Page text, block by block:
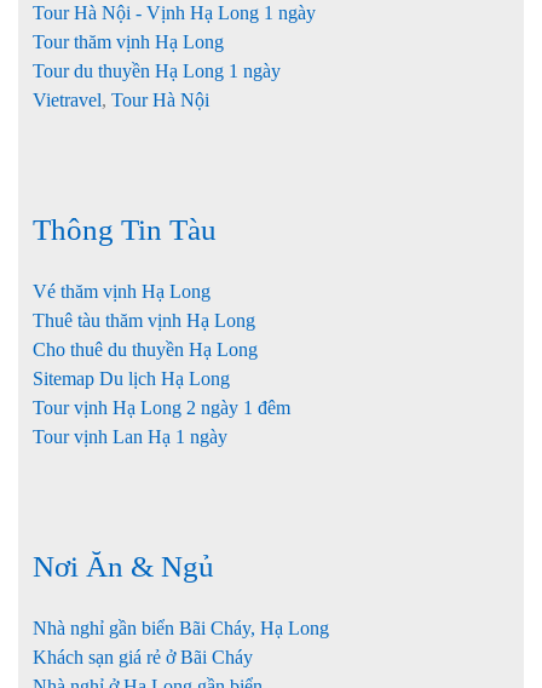
Tour Hà Nội - Vịnh Hạ Long 1 ngày
Tour thăm vịnh Hạ Long
Tour du thuyền Hạ Long 1 ngày
Vietravel, Tour Hà Nội
Thông Tin Tàu
Vé thăm vịnh Hạ Long
Thuê tàu thăm vịnh Hạ Long
Cho thuê du thuyền Hạ Long
Sitemap Du lịch Hạ Long
Tour vịnh Hạ Long 2 ngày 1 đêm
Tour vịnh Lan Hạ 1 ngày
Nơi Ăn & Ngủ
Nhà nghỉ gần biển Bãi Cháy, Hạ Long
Khách sạn giá rẻ ở Bãi Cháy